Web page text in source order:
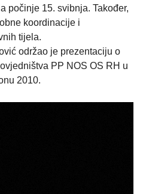
počinje 15. svibnja. Također,
koordinacije i
tijela.
održao je prezentaciju o
PP NOS OS RH u
2010.